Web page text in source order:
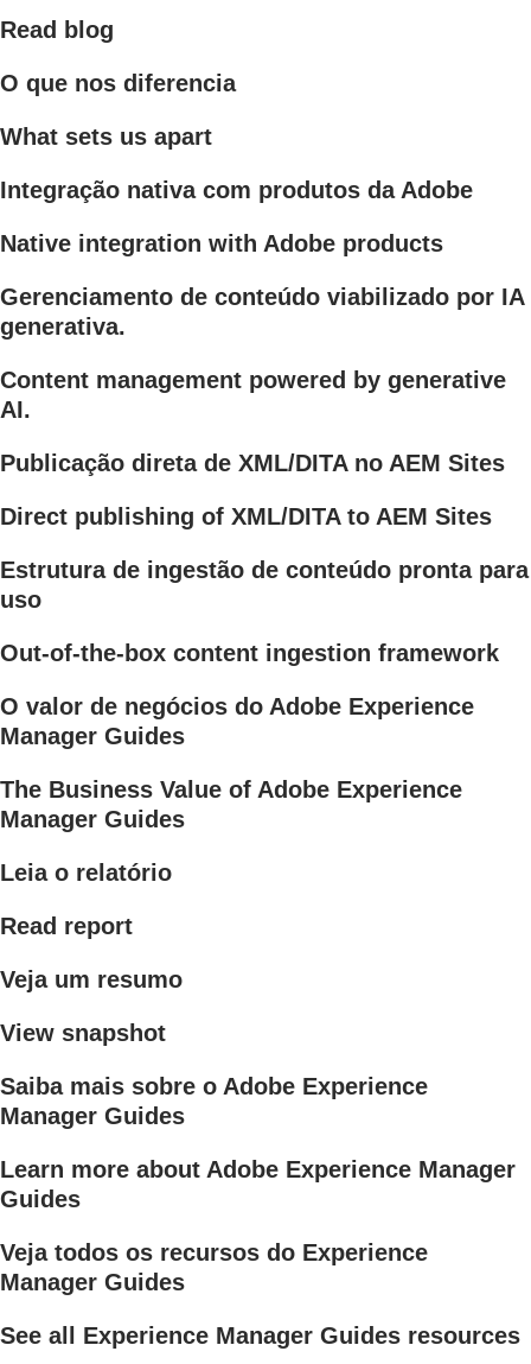
Read blog
O que nos diferencia
What sets us apart
Integração nativa com produtos da Adobe
Native integration with Adobe products
Gerenciamento de conteúdo viabilizado por IA
generativa.
Content management powered by generative
AI.
Publicação direta de XML/DITA no AEM Sites
Direct publishing of XML/DITA to AEM Sites
Estrutura de ingestão de conteúdo pronta para
uso
Out-of-the-box content ingestion framework
O valor de negócios do Adobe Experience
Manager Guides
The Business Value of Adobe Experience
Manager Guides
Leia o relatório
Read report
Veja um resumo
View snapshot
Saiba mais sobre o Adobe Experience
Manager Guides
Learn more about Adobe Experience Manager
Guides
Veja todos os recursos do Experience
Manager Guides
See all Experience Manager Guides resources